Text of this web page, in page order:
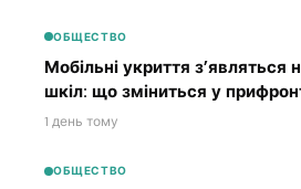
ОБЩЕСТВО
Мобільні укриття
шкіл: що зміниться у
1 день тому
ОБЩЕСТВО